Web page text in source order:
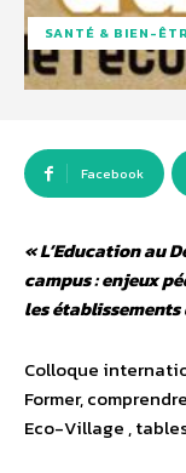
SANTÉ & BIEN-
Facebook
« L’Education au
campus : enjeux
les établissements
Colloque
Former,
Eco-Village ,